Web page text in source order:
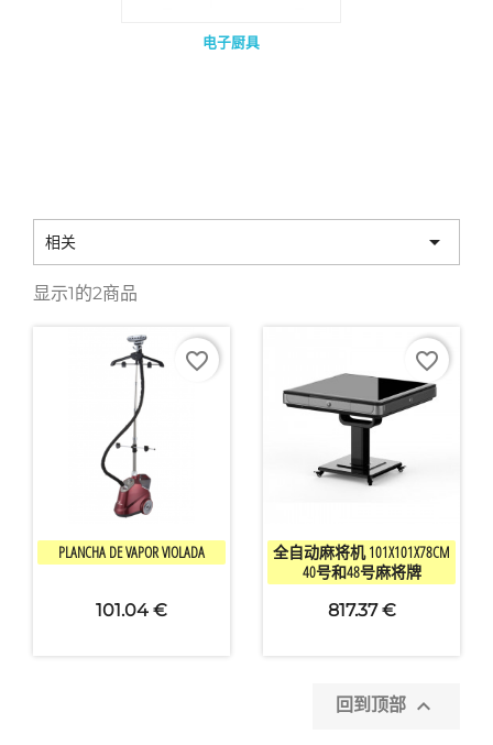
电子厨具
相关 
显示1的2商品
快速查看
PLANCHA DE VAPOR VIOLADA
101.04 €
favorite_border
快速查看
全自动麻将机 101X101X78CM
40号和48号麻将牌
817.37 €
favorite_border
回到顶部 
创建心愿单
愿望清单名称
创建心愿单